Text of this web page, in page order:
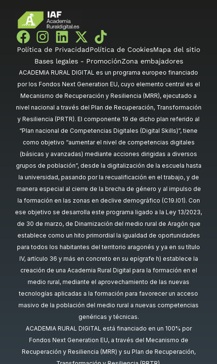
Política de PrivacidadPolítica de CookiesMapa del sitio
Bases legales - PromociónZona embajadores
ACADEMIA RURAL DIGITAL es un programa europeo financiado
por los Fondos Next Generation EU, cuyo elemento central es el
Mecanismo de Recuperación y Resiliencia (MRR), ejecutado a
nivel nacional a través del Plan de Recuperación, Transformación
y Resiliencia (PRTR). El componente 19 de dicho plan referido al
“Plan nacional de Competencias Digitales (Digital Skills)”, tiene
como objetivo “aumentar el nivel de competencias digitales
(básicas y avanzadas) mediante acciones dirigidas a diversos
grupos de población”, desde la digitalización de la escuela hasta
la universidad, pasando por la recualificación en el trabajo, y de
manera especial al cierre de la brecha de género y al impulso de
la formación en las zonas en declive demográfico (C19.I01). Con
ese objetivo se desarrolla este programa ligado a la Ley 13/2023,
de 30 de marzo, de Dinamización del medio rural de Aragón que
establece como un hito primordial la igualdad de oportunidades
para todos los habitantes del territorio aragonés y ya en su título
IV, artículo 36 y más en concreto en su epígrafe h) establece la
creación de una Academia Rural Digital para la formación en el
medio rural, mediante el aprovechamiento de las nuevas
tecnologías aplicadas a la formación para favorecer un acceso
masivo de la población del medio rural a nuevas competencias
genéricas y técnicas.
ACADEMIA RURAL DIGITAL está financiado en un 100% por
Fondos Next Generation EU, a través del Mecanismo de
Recuperación y Resiliencia (MRR) y su Plan de Recuperación,